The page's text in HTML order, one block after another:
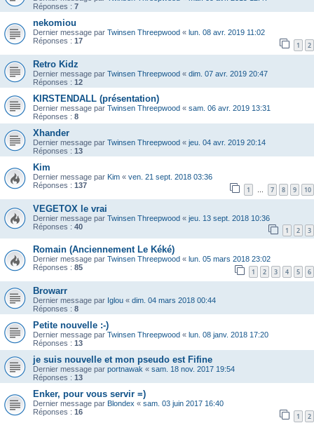
Réponses : 7
nekomiou
Dernier message par Twinsen Threepwood « lun. 08 avr. 2019 11:02
Réponses : 17 1 2
Retro Kidz
Dernier message par Twinsen Threepwood « dim. 07 avr. 2019 20:47
Réponses : 12
KIRSTENDALL (présentation)
Dernier message par Twinsen Threepwood « sam. 06 avr. 2019 13:31
Réponses : 8
Xhander
Dernier message par Twinsen Threepwood « jeu. 04 avr. 2019 20:14
Réponses : 13
Kim
Dernier message par Kim « ven. 21 sept. 2018 03:36
Réponses : 137 1 … 7 8 9 10
VEGETOX le vrai
Dernier message par Twinsen Threepwood « jeu. 13 sept. 2018 10:36
Réponses : 40 1 2 3
Romain (Anciennement Le Kéké)
Dernier message par Twinsen Threepwood « lun. 05 mars 2018 23:02
Réponses : 85 1 2 3 4 5 6
Browarr
Dernier message par Iglou « dim. 04 mars 2018 00:44
Réponses : 8
Petite nouvelle :-)
Dernier message par Twinsen Threepwood « lun. 08 janv. 2018 17:20
Réponses : 13
je suis nouvelle et mon pseudo est Fifine
Dernier message par portnawak « sam. 18 nov. 2017 19:54
Réponses : 13
Enker, pour vous servir =)
Dernier message par Blondex « sam. 03 juin 2017 16:40
Réponses : 16 1 2